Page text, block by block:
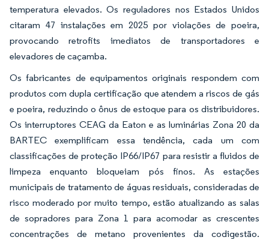
temperatura elevados. Os reguladores nos Estados Unidos
citaram 47 instalações em 2025 por violações de poeira,
provocando retrofits imediatos de transportadores e
elevadores de caçamba.
Os fabricantes de equipamentos originais respondem com
produtos com dupla certificação que atendem a riscos de gás
e poeira, reduzindo o ônus de estoque para os distribuidores.
Os interruptores CEAG da Eaton e as luminárias Zona 20 da
BARTEC exemplificam essa tendência, cada um com
classificações de proteção IP66/IP67 para resistir a fluidos de
limpeza enquanto bloqueiam pós finos. As estações
municipais de tratamento de águas residuais, consideradas de
risco moderado por muito tempo, estão atualizando as salas
de sopradores para Zona 1 para acomodar as crescentes
concentrações de metano provenientes da codigestão.